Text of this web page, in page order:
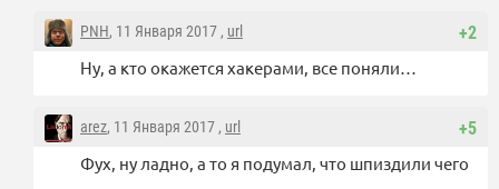
+2
PNH, 11 Января 2017 , url
Ну, а кто окажется хакерами, все поняли…
+5
arez, 11 Января 2017 , url
Фух, ну ладно, а то я подумал, что шпиздили чего